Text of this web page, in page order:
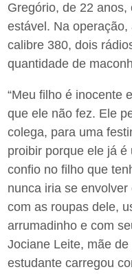
Gregório, de 22
estável. Na
calibre 380, dois
quantidade de
“Meu filho é inocente
que ele não fez. Ele
colega, para uma
proibir porque ele já
confio no filho que
nunca iria se
com as roupas dele,
arrumadinho e com
Jociane Leite, mãe
estudante carregou